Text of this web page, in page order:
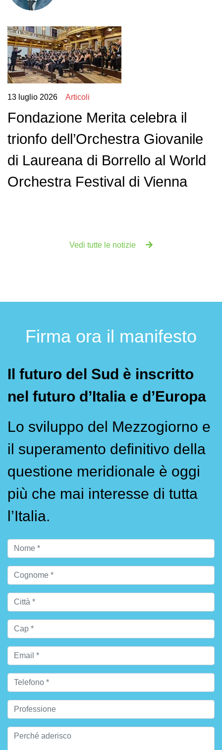
13 luglio 2026 Articoli
Fondazione Merita celebra il
trionfo dell’Orchestra Giovanile
di Laureana di Borrello al World
Orchestra Festival di Vienna
Vedi tutte le notizie
Firma ora il manifesto
Il futuro del Sud è inscritto
nel futuro d’Italia e d’Europa
Lo sviluppo del Mezzogiorno e
il superamento definitivo della
questione meridionale è oggi
più che mai interesse di tutta
l’Italia.